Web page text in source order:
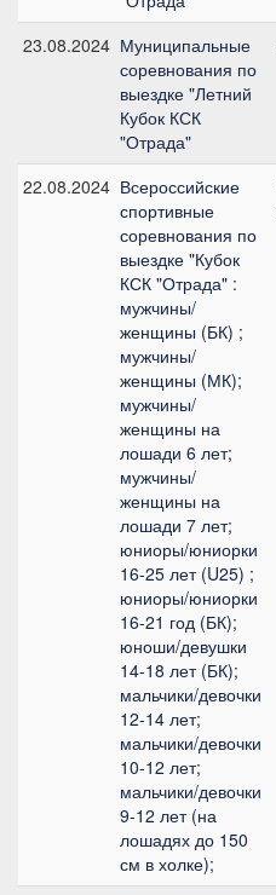
23.08.2024 Муниципальные
соревнования по
выездке "Летний
Кубок КСК
"Отрада"
22.08.2024 Всероссийские
спортивные
соревнования по
выездке "Кубок
КСК "Отрада" :
мужчины/
женщины (БК) ;
мужчины/
женщины (МК);
мужчины/
женщины на
лошади 6 лет;
мужчины/
женщины на
лошади 7 лет;
юниоры/юниорки
16-25 лет (U25) ;
юниоры/юниорки
16-21 год (БК);
юноши/девушки
14-18 лет (БК);
мальчики/девочки
12-14 лет;
мальчики/девочки
10-12 лет;
мальчики/девочки
9-12 лет (на
лошадях до 150
см в холке);